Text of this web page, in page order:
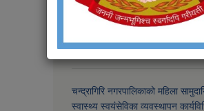
चन्द्रागिरि नगरपालिकाभित्र रहेका
लागि बालसंरक्षण मापदण्ड, २०८३
चन्द्रागिरि नगरपालिकाको महिला
स्वास्थ्य स्वयंसेविका व्यवस्थापन